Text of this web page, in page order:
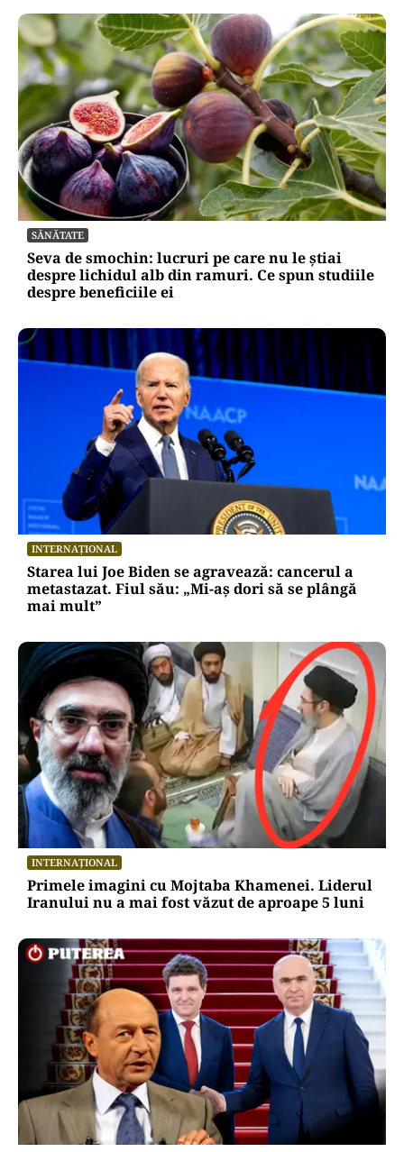
SĂNĂTATE
Seva de smochin: lucruri pe care nu le știai
despre lichidul alb din ramuri. Ce spun studiile
despre beneficiile ei
INTERNAȚIONAL
Starea lui Joe Biden se agravează: cancerul a
metastazat. Fiul său: „Mi-aș dori să se plângă
mai mult”
INTERNAȚIONAL
Primele imagini cu Mojtaba Khamenei. Liderul
Iranului nu a mai fost văzut de aproape 5 luni